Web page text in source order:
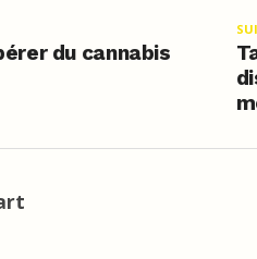
du cannabis